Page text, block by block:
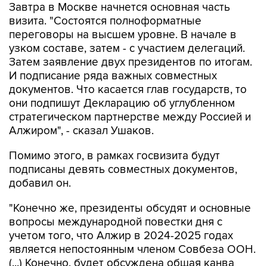
Завтра в Москве начнется основная часть
визита. "Состоятся полноформатные
переговоры на высшем уровне. В начале в
узком составе, затем - с участием делегаций.
Затем заявление двух президентов по итогам.
И подписание ряда важных совместных
документов. Что касается глав государств, то
они подпишут Декларацию об углубленном
стратегическом партнерстве между Россией и
Алжиром", - сказал Ушаков.
Помимо этого, в рамках госвизита будут
подписаны девять совместных документов,
добавил он.
"Конечно же, президенты обсудят и основные
вопросы международной повестки дня с
учетом того, что Алжир в 2024-2025 годах
является непостоянным членом Совбеза ООН.